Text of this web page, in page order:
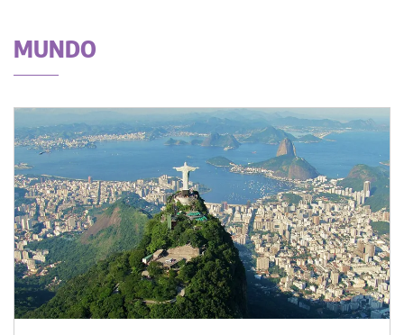
MUNDO